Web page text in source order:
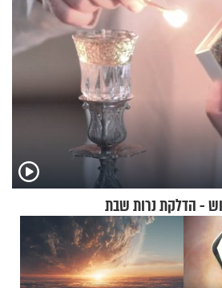
- הדלקת נרות שבת